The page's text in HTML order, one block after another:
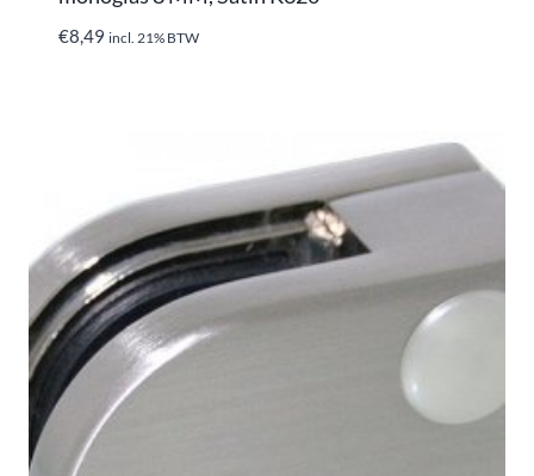
€8,49 incl. 21% BTW